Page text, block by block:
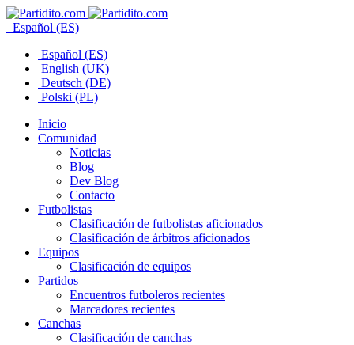
Español (ES)
Español (ES)
English (UK)
Deutsch (DE)
Polski (PL)
Inicio
Comunidad
Noticias
Blog
Dev Blog
Contacto
Futbolistas
Clasificación de futbolistas aficionados
Clasificación de árbitros aficionados
Equipos
Clasificación de equipos
Partidos
Encuentros futboleros recientes
Marcadores recientes
Canchas
Clasificación de canchas